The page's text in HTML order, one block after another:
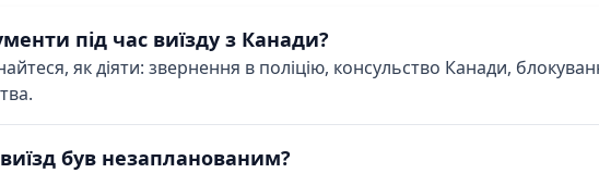
під час виїзду з Канади?
як діяти: звернення в поліцію, консульство Канади,
був незапланованим?